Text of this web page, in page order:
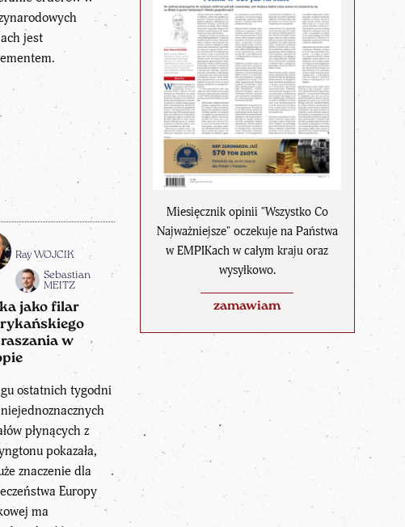
Miesięcznik opinii "Wszystko Co
Najważniejsze" oczekuje na Państwa
w EMPIKach w całym kraju oraz
wysyłkowo.
zamawiam
jest
Ray WOJCIK
Sebastian
MEITZ
jako filar
w
ostatnich tygodni
płynących z
pokazała,
znaczenie dla
Europy
ma